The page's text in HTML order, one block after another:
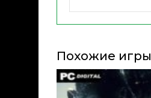
Похожие игры